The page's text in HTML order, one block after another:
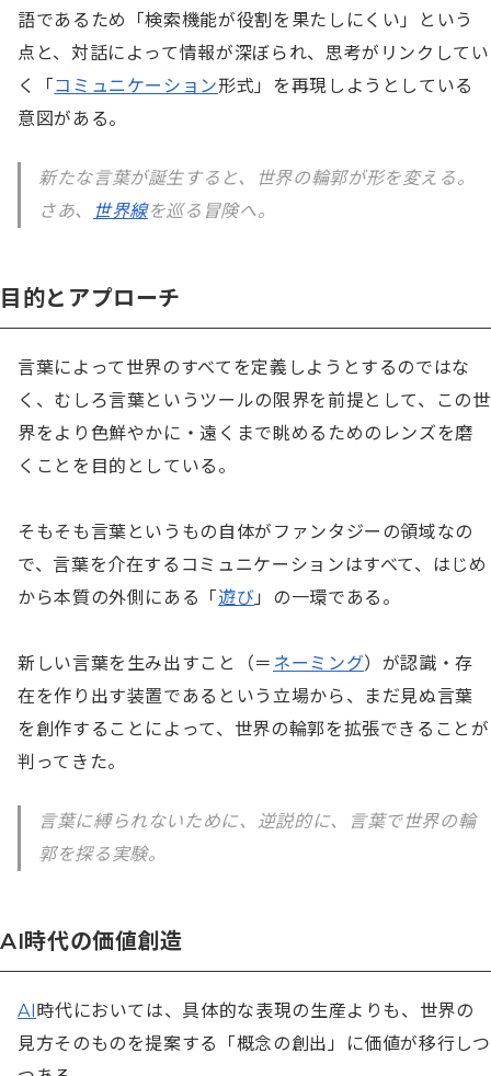
語であるため「検索機能が役割を果たしにくい」という
点と、対話によって情報が深ぼられ、思考がリンクしてい
く「 コミュニケーション形式」を再現しようとしている
意図がある。
新たな言葉が誕生すると、世界の輪郭が形を変える。
さあ、
世界線を巡る冒険へ。
目的とアプローチ
言葉によって世界のすべてを定義しようとするのではな
く、むしろ言葉というツールの限界を前提として、この世
界をより色鮮やかに・遠くまで眺めるためのレンズを磨
くことを目的としている。
そもそも言葉というもの自体がファンタジーの領域なの
で、言葉を介在するコミュニケーションはすべて、はじめ
から本質の外側にある「遊び 」の一環である。
新しい言葉を生み出すこと（＝ ネーミング）が認識・存
在を作り出す装置であるという立場から、まだ見ぬ言葉
を創作することによって、世界の輪郭を拡張できることが
判ってきた。
言葉に縛られないために、逆説的に、言葉で世界の輪
郭を探る実験。
AI時代の価値創造
AI時代においては、具体的な表現の生産よりも、世界の
見方そのものを提案する「概念の創出」に価値が移行しつ